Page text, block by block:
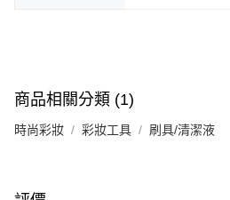
商品相關分類 (1)
時尚彩妝 彩妝工具 刷具/清潔液